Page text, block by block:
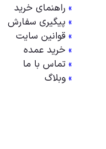
» راهنمای خرید
» پیگیری سفارش
» قوانین سایت
» خرید عمده
» تماس با ما
» وبلاگ